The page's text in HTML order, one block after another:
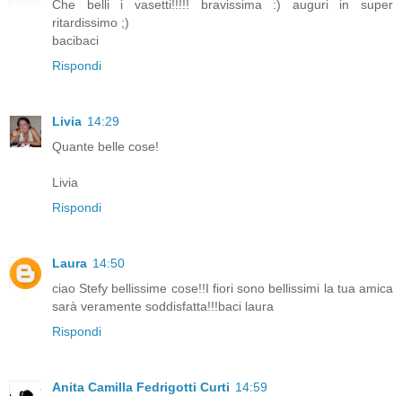
Che belli i vasetti!!!!! bravissima :) auguri in super
ritardissimo ;)
bacibaci
Rispondi
Livia 14:29
Quante belle cose!
Livia
Rispondi
Laura 14:50
ciao Stefy bellissime cose!!I fiori sono bellissimi la tua amica
sarà veramente soddisfatta!!!baci laura
Rispondi
Anita Camilla Fedrigotti Curti 14:59